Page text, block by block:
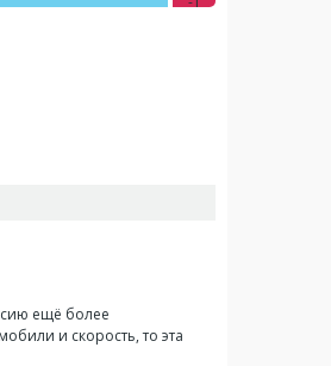
ещё более
и скорость, то эта